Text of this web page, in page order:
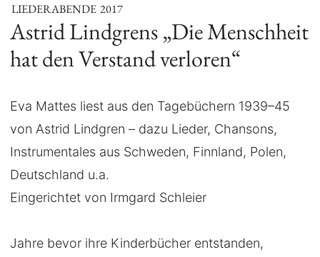
LIEDERABENDE 2017
Astrid Lindgrens „Die Menschheit
hat den Verstand verloren“
Eva Mattes liest aus den Tagebüchern 1939–45
von Astrid Lindgren – dazu Lieder, Chansons,
Instrumentales aus Schweden, Finnland, Polen,
Deutschland u.a.
Eingerichtet von Irmgard Schleier
Jahre bevor ihre Kinderbücher entstanden,